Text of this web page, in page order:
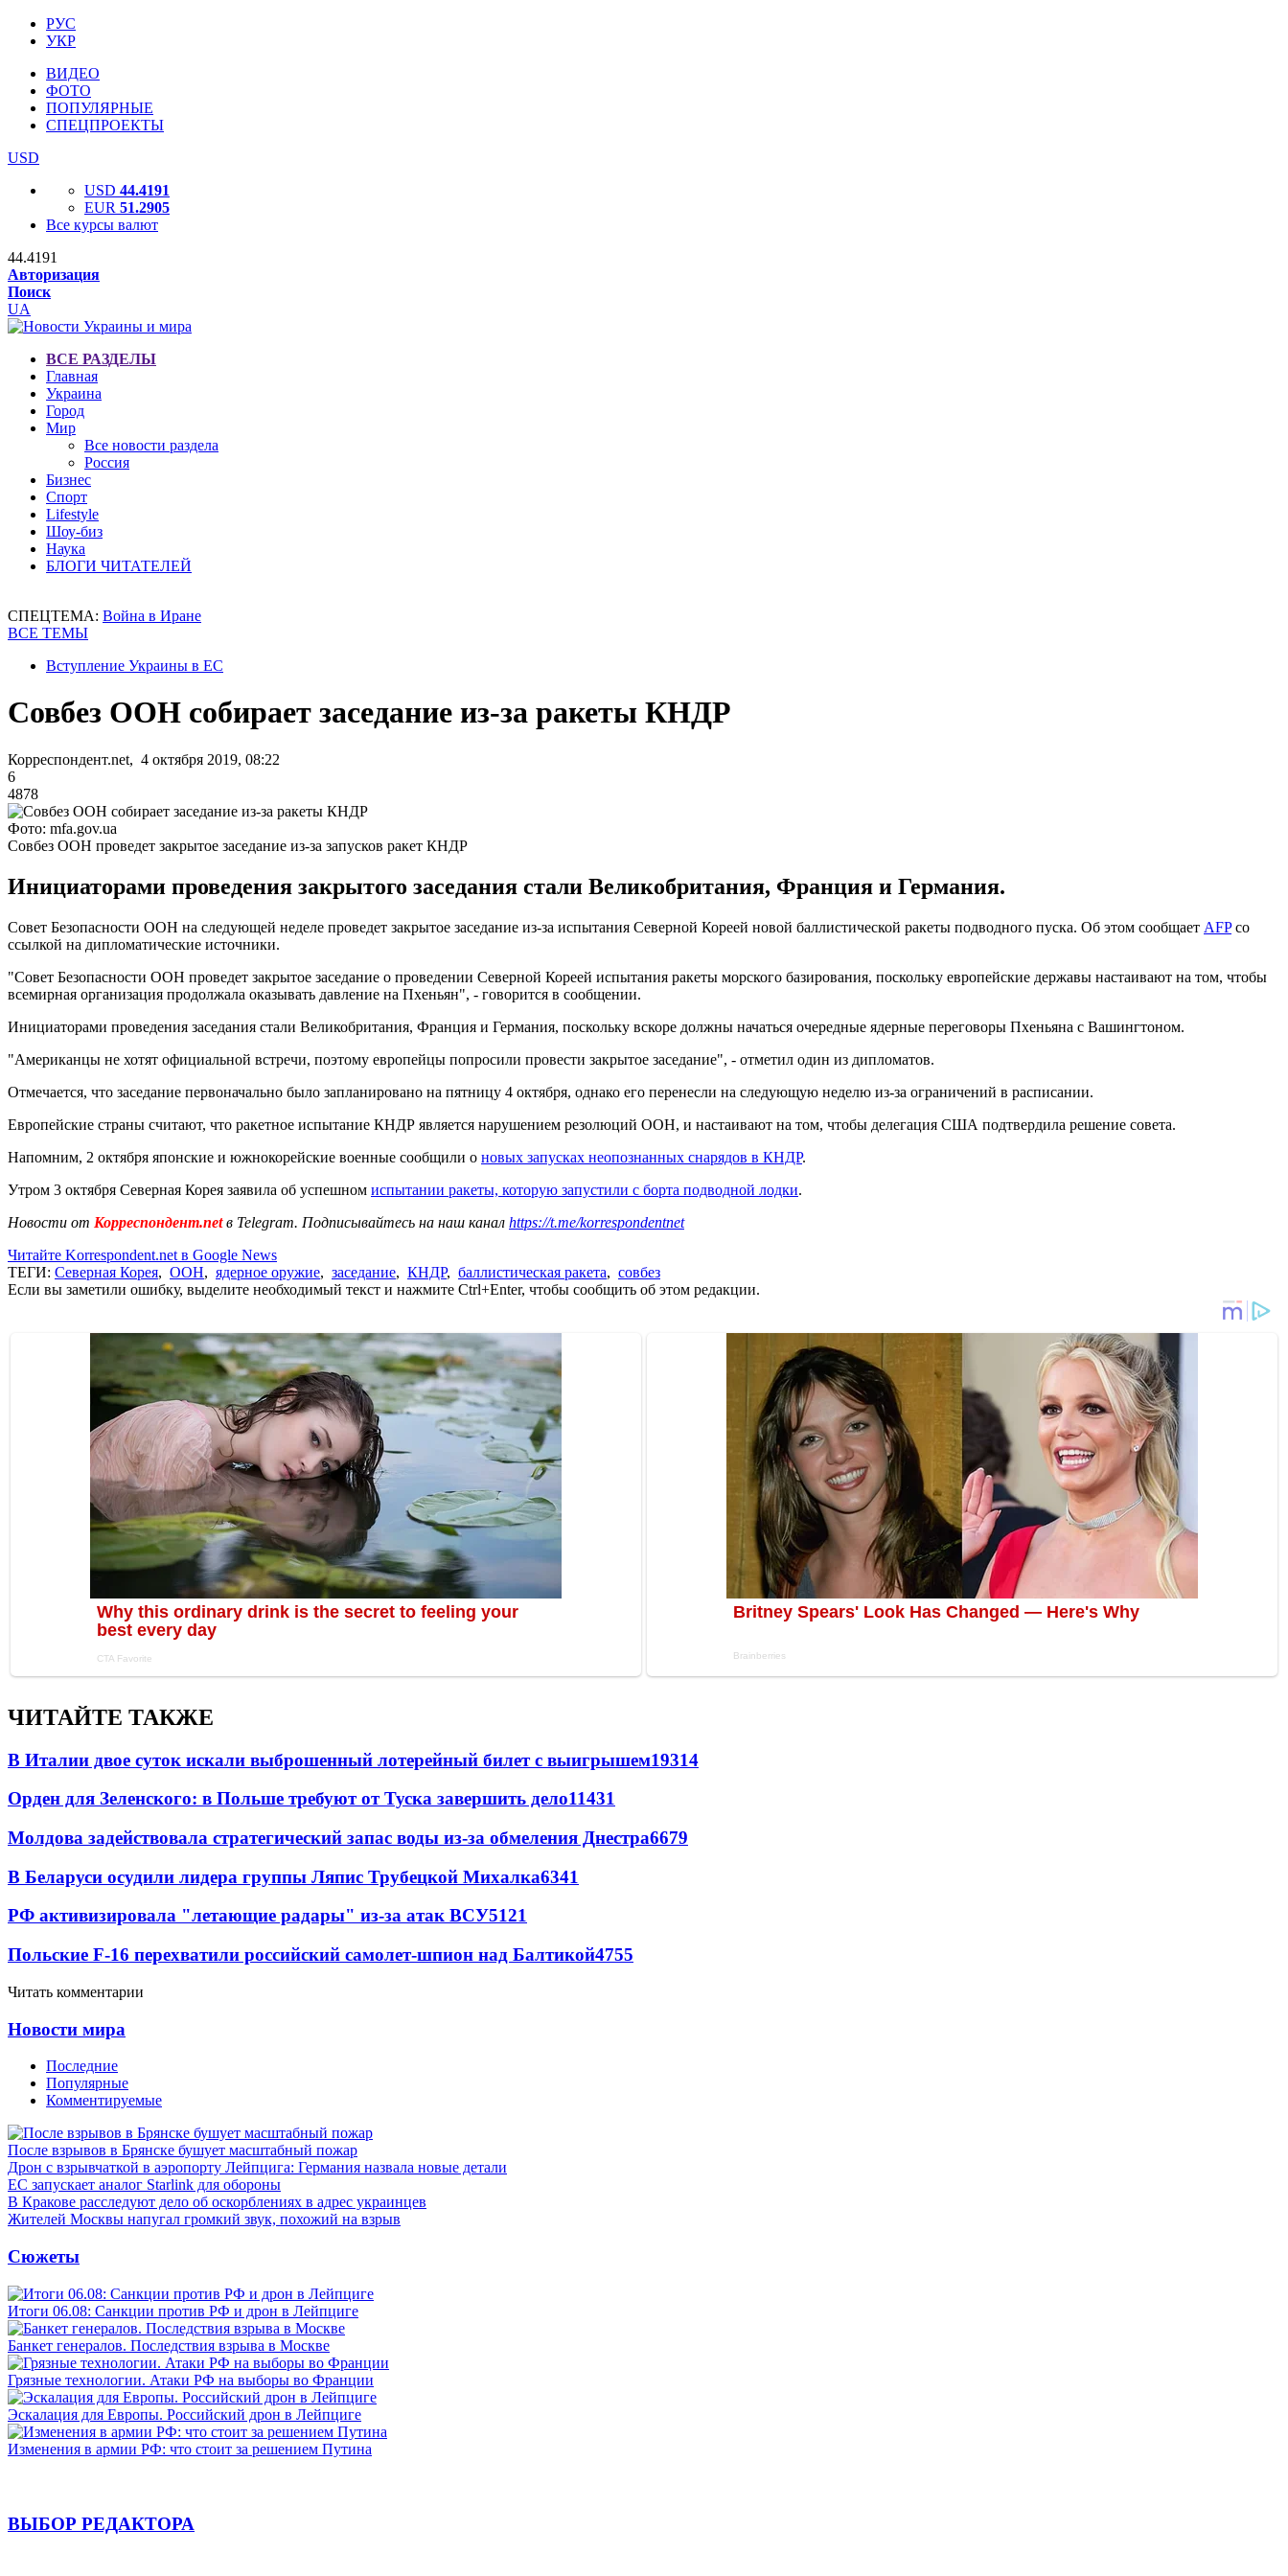
РУС
УКР
ВИДЕО
ФОТО
ПОПУЛЯРНЫЕ
СПЕЦПРОЕКТЫ
USD
USD 44.4191
EUR 51.2905
Все курсы валют
44.4191
Авторизация
Поиск
UA
ВСЕ РАЗДЕЛЫ
Главная
Украина
Город
Мир
Все новости раздела
Россия
Бизнес
Спорт
Lifestyle
Шоу-биз
Наука
БЛОГИ ЧИТАТЕЛЕЙ
СПЕЦТЕМА: Война в Иране
ВСЕ ТЕМЫ
Вступление Украины в ЕС
Совбез ООН собирает заседание из-за ракеты КНДР
Корреспондент.net, 4 октября 2019, 08:22
6
4878
Фото: mfa.gov.ua
Совбез ООН проведет закрытое заседание из-за запусков ракет КНДР
Инициаторами проведения закрытого заседания стали Великобритания, Франция и Германия.
Совет Безопасности ООН на следующей неделе проведет закрытое заседание из-за испытания Северной Кореей новой баллистической ракеты подводного пуска. Об этом сообщает AFPсо
ссылкой на дипломатические источники.
"Совет Безопасности ООН проведет закрытое заседание о проведении Северной Кореей испытания ракеты морского базирования, поскольку европейские державы настаивают на том, чтобы
всемирная организация продолжала оказывать давление на Пхеньян", - говорится в сообщении.
Инициаторами проведения заседания стали Великобритания, Франция и Германия, поскольку вскоре должны начаться очередные ядерные переговоры Пхеньяна с Вашингтоном.
"Американцы не хотят официальной встречи, поэтому европейцы попросили провести закрытое заседание", - отметил один из дипломатов.
Отмечается, что заседание первоначально было запланировано на пятницу 4 октября, однако его перенесли на следующую неделю из-за ограничений в расписании.
Европейские страны считают, что ракетное испытание КНДР является нарушением резолюций ООН, и настаивают на том, чтобы делегация США подтвердила решение совета.
Напомним, 2 октября японские и южнокорейские военные сообщили о новых запусках неопознанных снарядов в КНДР.
Утром 3 октября Северная Корея заявила об успешном испытании ракеты, которую запустили с борта подводной лодки.
Новости от Корреспондент.netв Telegram. Подписывайтесь на наш канал https://t.me/korrespondentnet
Читайте Korrespondent.net в Google News
ТЕГИ: Северная Корея, ООН, ядерное оружие, заседание, КНДР, баллистическая ракета, совбез
Если вы заметили ошибку, выделите необходимый текст и нажмите Ctrl+Enter, чтобы сообщить об этом редакции.
ЧИТАЙТЕ ТАКЖЕ
В Италии двое суток искали выброшенный лотерейный билет с выигрышем19314
Орден для Зеленского: в Польше требуют от Туска завершить дело11431
Молдова задействовала стратегический запас воды из-за обмеления Днестра6679
В Беларуси осудили лидера группы Ляпис Трубецкой Михалка6341
РФ активизировала "летающие радары" из-за атак ВСУ5121
Польские F-16 перехватили российский самолет-шпион над Балтикой4755
Читать комментарии
Новости мира
Последние
Популярные
Комментируемые
После взрывов в Брянске бушует масштабный пожар
Дрон с взрывчаткой в аэропорту Лейпцига: Германия назвала новые детали
ЕС запускает аналог Starlink для обороны
В Кракове расследуют дело об оскорблениях в адрес украинцев
Жителей Москвы напугал громкий звук, похожий на взрыв
Сюжеты
Итоги 06.08: Санкции против РФ и дрон в Лейпциге
Банкет генералов. Последствия взрыва в Москве
Грязные технологии. Атаки РФ на выборы во Франции
Эскалация для Европы. Российский дрон в Лейпциге
Изменения в армии РФ: что стоит за решением Путина
ВЫБОР РЕДАКТОРА